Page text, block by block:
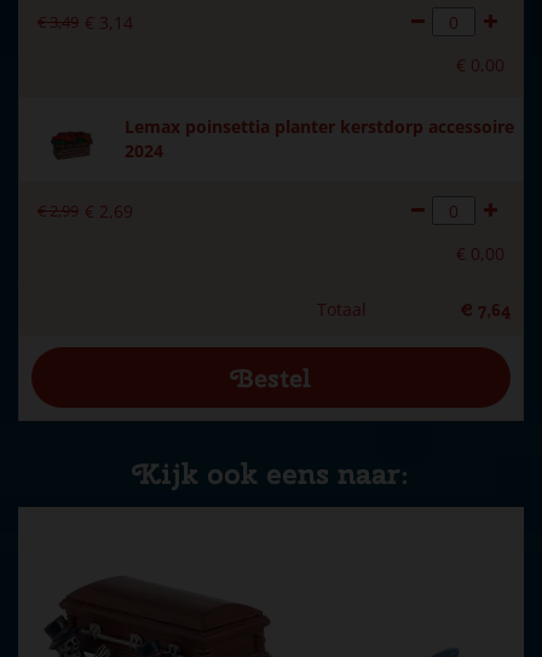
€3,49 € 3, 14
€ 0,00
Lemax poinsettia planter kerstdorp accessoire
2024
€2,99 € 2,69
€ 0,00
Totaal € 7,64
Kijk ook eens naar: